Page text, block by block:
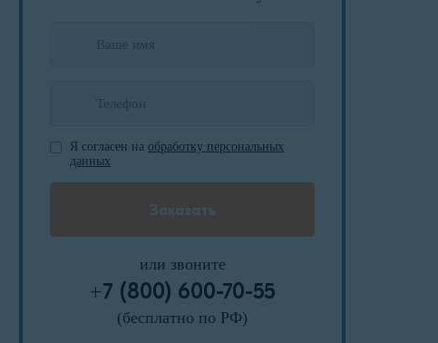
Я согласен на обработку персональных
данных
или звоните
+7 (800) 600-70-55
(бесплатно по РФ)